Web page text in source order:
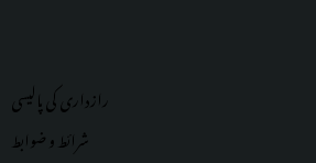
رازداری کی پالیسی
شرائط و ضوابط